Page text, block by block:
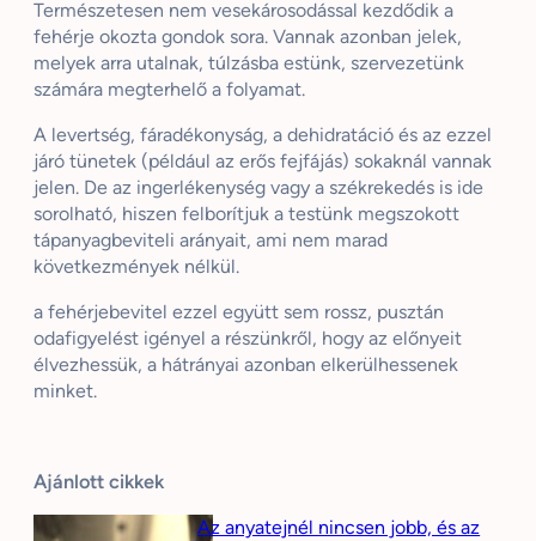
Természetesen nem vesekárosodással kezdődik a
fehérje okozta gondok sora. Vannak azonban jelek,
melyek arra utalnak, túlzásba estünk, szervezetünk
számára megterhelő a folyamat.
A levertség, fáradékonyság, a dehidratáció és az ezzel
járó tünetek (például az erős fejfájás) sokaknál vannak
jelen. De az ingerlékenység vagy a székrekedés is ide
sorolható, hiszen felborítjuk a testünk megszokott
tápanyagbeviteli arányait, ami nem marad
következmények nélkül.
a fehérjebevitel ezzel együtt sem rossz, pusztán
odafigyelést igényel a részünkről, hogy az előnyeit
élvezhessük, a hátrányai azonban elkerülhessenek
minket.
Ajánlott cikkek
Az anyatejnél nincsen jobb, és az